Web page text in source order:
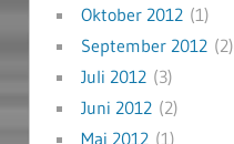
Oktober 2012(1)
September 2012(2)
Juli 2012(3)
Juni 2012(2)
Mai 2012(1)